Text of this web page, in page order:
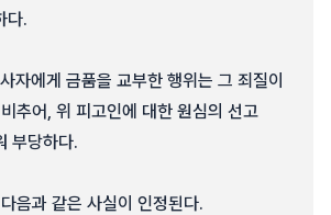
다.
자에게 금품을 교부한 행위는 그 죄질이
추어, 위 피고인에 대한 원심의 선고
부당하다.
음과 같은 사실이 인정된다.